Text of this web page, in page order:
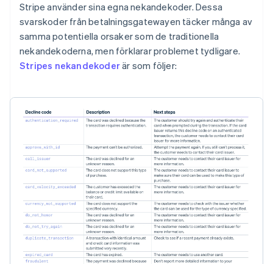
Stripe använder sina egna nekandekoder. Dessa
svarskoder från betalningsgatewayen täcker många av
samma potentiella orsaker som de traditionella
nekandekoderna, men förklarar problemet tydligare.
Stripes nekandekoderär som följer: